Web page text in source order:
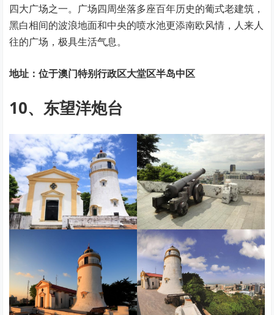
四大广场之一。广场四周坐落多座百年历史的葡式老建筑，
黑白相间的波浪地面和中央的喷水池更添南欧风情，人来人
往的广场，极具生活气息。
地址：位于澳门特别行政区大堂区半岛中区
10、东望洋炮台